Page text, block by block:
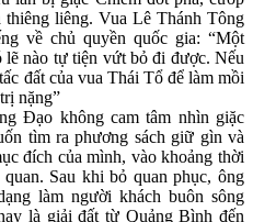
liêng. Vua Lê Thánh Tông
về chủ quyền quốc gia: “Một
lẽ nào tự tiện vứt bỏ đi được. Nếu
đất của vua Thái Tổ để làm mồi
nặng”
Đạo không cam tâm nhìn giặc
tìm ra phương sách giữ gìn và
đích của mình, vào khoảng thời
Sau khi bỏ quan phục, ông
làm người khách buôn sông
là giải đất từ Quảng Bình đến